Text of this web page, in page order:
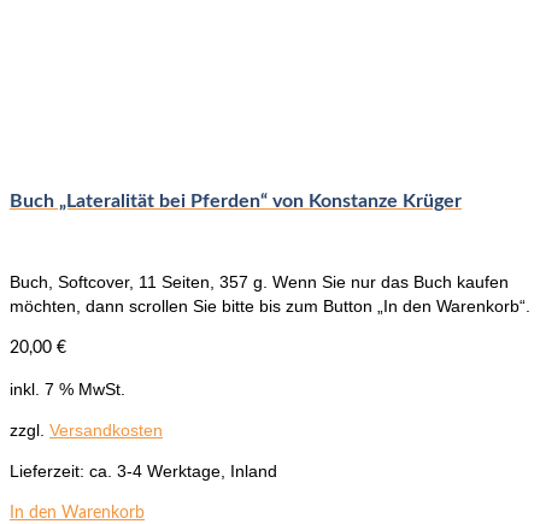
Buch „Lateralität bei Pferden“ von Konstanze Krüger
Buch, Softcover, 11 Seiten, 357 g. Wenn Sie nur das Buch kaufen
möchten, dann scrollen Sie bitte bis zum Button „In den Warenkorb“.
20,00 €
inkl. 7 % MwSt.
zzgl. Versandkosten
Lieferzeit: ca. 3-4 Werktage, Inland
In den Warenkorb